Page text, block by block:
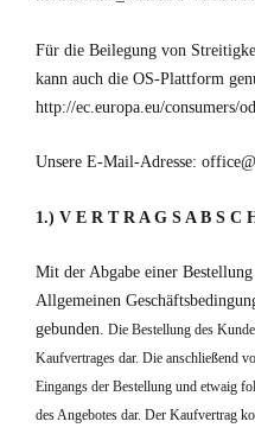
Für die Beilegung von
kann auch die OS-Plattform
http://ec.europa.eu/consumers/
Unsere E-Mail-Adresse:
1.) V E R T R A G S A B S C
Mit der Abgabe einer
Allgemeinen
gebunden. Die Bestellung des
Kaufvertrages dar. Die anschließend
Eingangs der Bestellung und etwaig
des Angebotes dar. Der Kaufvertrag